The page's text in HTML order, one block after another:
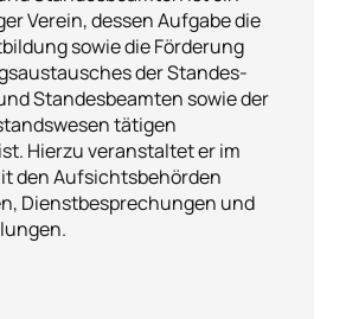
Verein, dessen Aufgabe die
sowie die Förderung
der Standes-
Standesbeamten sowie der
tätigen
Hierzu veranstaltet er im
den Aufsichtsbehörden
Dienstbesprechungen und